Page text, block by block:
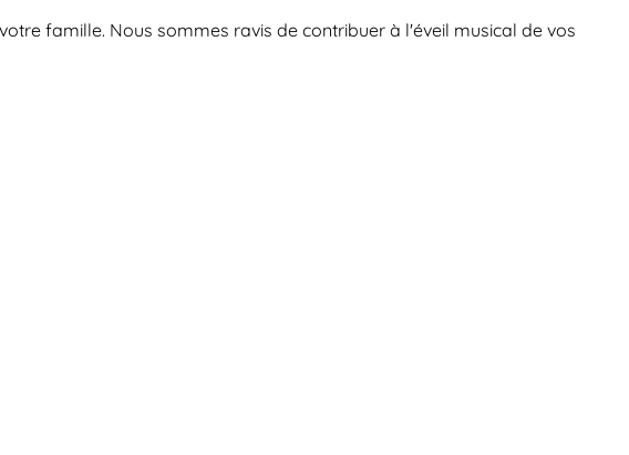
famille. Nous sommes ravis de contribuer à l'éveil musical de vos